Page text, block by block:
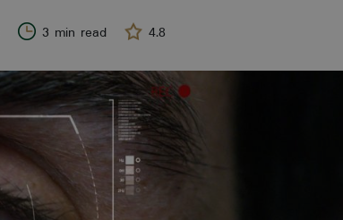
3 min read 4.8